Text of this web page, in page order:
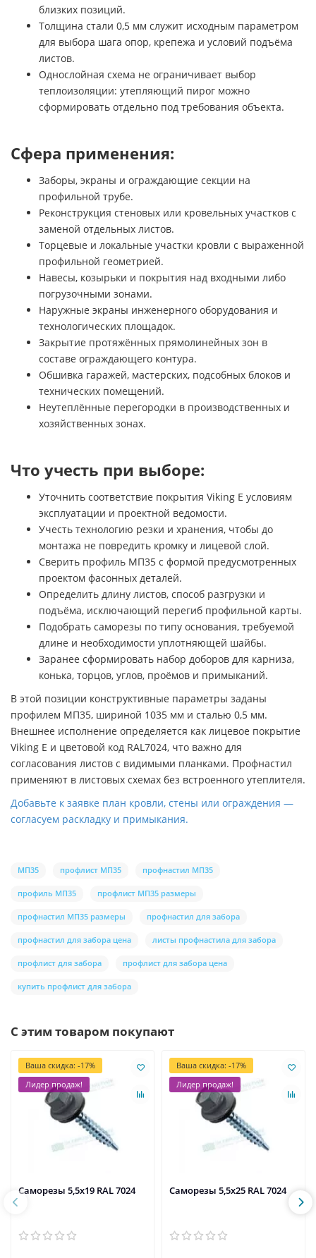
близких позиций.
Толщина стали 0,5 мм служит исходным параметром
для выбора шага опор, крепежа и условий подъёма
листов.
Однослойная схема не ограничивает выбор
теплоизоляции: утепляющий пирог можно
сформировать отдельно под требования объекта.
Сфера применения:
Заборы, экраны и ограждающие секции на
профильной трубе.
Реконструкция стеновых или кровельных участков с
заменой отдельных листов.
Торцевые и локальные участки кровли с выраженной
профильной геометрией.
Навесы, козырьки и покрытия над входными либо
погрузочными зонами.
Наружные экраны инженерного оборудования и
технологических площадок.
Закрытие протяжённых прямолинейных зон в
составе ограждающего контура.
Обшивка гаражей, мастерских, подсобных блоков и
технических помещений.
Неутеплённые перегородки в производственных и
хозяйственных зонах.
Что учесть при выборе:
Уточнить соответствие покрытия Viking E условиям
эксплуатации и проектной ведомости.
Учесть технологию резки и хранения, чтобы до
монтажа не повредить кромку и лицевой слой.
Сверить профиль МП35 с формой предусмотренных
проектом фасонных деталей.
Определить длину листов, способ разгрузки и
подъёма, исключающий перегиб профильной карты.
Подобрать саморезы по типу основания, требуемой
длине и необходимости уплотняющей шайбы.
Заранее сформировать набор доборов для карниза,
конька, торцов, углов, проёмов и примыканий.
В этой позиции конструктивные параметры заданы
профилем МП35, шириной 1035 мм и сталью 0,5 мм.
Внешнее исполнение определяется как лицевое покрытие
Viking E и цветовой код RAL7024, что важно для
согласования листов с видимыми планками. Профнастил
применяют в листовых схемах без встроенного утеплителя.
Добавьте к заявке план кровли, стены или ограждения —
согласуем раскладку и примыкания.
МП35 профлист МП35 профнастил МП35
профиль МП35 профлист МП35 размеры
профнастил МП35 размеры профнастил для забора
профнастил для забора цена листы профнастила для забора
профлист для забора профлист для забора цена
купить профлист для забора
С этим товаром покупают
Ваша скидка: -17%
Лидер продаж!
Саморезы 5,5х19 RAL 7024
Ваша скидка: -17%
Лидер продаж!
Саморезы 5,5х25 RAL 7024